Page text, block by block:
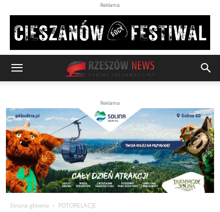
Reklama
Reklama
Strona główna FOTORELACJE